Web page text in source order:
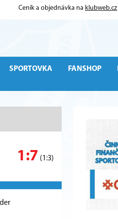
Ceník a objednávka na klubweb.cz
SPORTOVKA FANSHOP
1:7 (1:3)